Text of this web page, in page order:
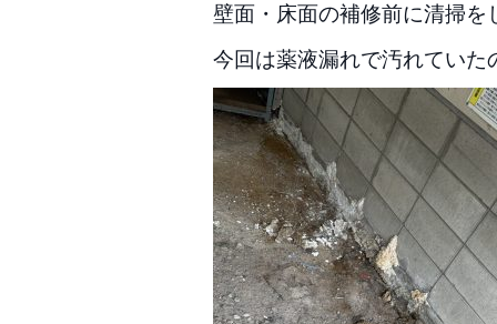
壁面・床面の補修前に清掃
今回は薬液漏れで汚れてい